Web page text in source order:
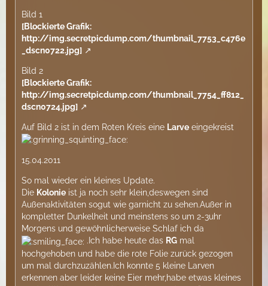
Bild 1
[Blockierte Grafik:
http://img.secretpicdump.com/thumbnail_7753_c476e
_dscn0722.jpg]
Bild 2
[Blockierte Grafik:
http://img.secretpicdump.com/thumbnail_7754_ff812_
dscn0724.jpg]
Auf Bild 2 ist in dem Roten Kreis eine Larve eingekreist
15.04.2011
So mal wieder ein kleines Update.
Die Kolonie ist ja noch sehr klein,deswegen sind
Außenaktivitäten sogut wie garnicht zu sehen.Außer in
kompletter Dunkelheit und meinstens so um 2-3uhr
Morgens und gewöhnlicherweise Schlaf ich da
.Ich habe heute das RG mal
hochgehoben und habe die rote Folie zurück gezogen
um mal durchzuzählen.Ich konnte 5 kleine Larven
erkennen aber leider keine Eier mehr,habe etwas kleines